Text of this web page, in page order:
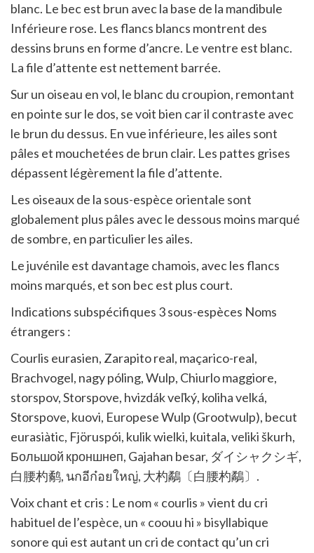
blanc. Le bec est brun avec la base de la mandibule
Inférieure rose. Les flancs blancs montrent des
dessins bruns en forme d’ancre. Le ventre est blanc.
La file d’attente est nettement barrée.
Sur un oiseau en vol, le blanc du croupion, remontant
en pointe sur le dos, se voit bien car il contraste avec
le brun du dessus. En vue inférieure, les ailes sont
pâles et mouchetées de brun clair. Les pattes grises
dépassent légèrement la file d’attente.
Les oiseaux de la sous-espèce orientale sont
globalement plus pâles avec le dessous moins marqué
de sombre, en particulier les ailes.
Le juvénile est davantage chamois, avec les flancs
moins marqués, et son bec est plus court.
Indications subspécifiques 3 sous-espèces Noms
étrangers :
Courlis eurasien, Zarapito real, maçarico-real,
Brachvogel, nagy póling, Wulp, Chiurlo maggiore,
storspov, Storspove, hvizdák veľký, koliha velká,
Storspove, kuovi, Europese Wulp (Grootwulp), becut
eurasiàtic, Fjöruspói, kulik wielki, kuitala, veliki škurh,
Большой кроншнеп, Gajahan besar, ダイシャクシギ,
白腰杓鹬, นกอีก๋อยใหญ่, 大杓鷸〔白腰杓鷸〕.
Voix chant et cris : Le nom « courlis » vient du cri
habituel de l’espèce, un « coouu hi » bisyllabique
sonore qui est autant un cri de contact qu’un cri